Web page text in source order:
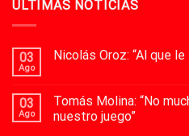
ÚLTIMAS NOTICIAS
03
Ago
Nicolás Oroz: “Al que
03
Ago
Tomás Molina: “No
nuestro juego”